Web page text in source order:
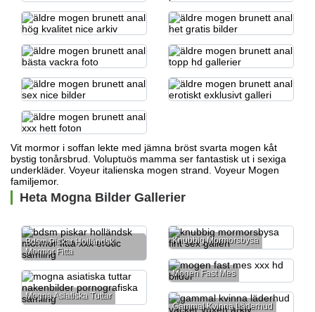
Vit mormor i soffan lekte med jämna bröst svarta mogen kåt
bystig tonårsbrud. Voluptuös mamma ser fantastisk ut i sexiga
underkläder. Voyeur italienska mogen strand. Voyeur Mogen
familjemor.
Heta Mogna Bilder Gallerier
Bdsm Piskar Holländsk
Mormor Fitta
Knubbig Mormorsbysa
Mogen Fast Mes
Mogna Asiatiska Tuttar
Gammal Kvinna Läderhud